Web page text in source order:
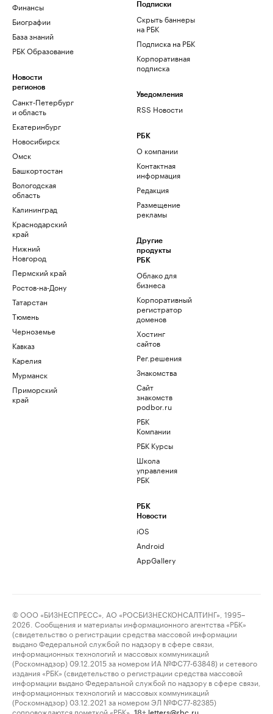
Финансы
Биографии
База знаний
РБК Образование
Новости
регионов
Санкт-Петербург
и область
Екатеринбург
Новосибирск
Омск
Башкортостан
Вологодская
область
Калининград
Краснодарский
край
Нижний
Новгород
Пермский край
Ростов-на-Дону
Татарстан
Тюмень
Черноземье
Кавказ
Карелия
Мурманск
Приморский
край
Подписки
Скрыть баннеры
на РБК
Подписка на РБК
Корпоративная
подписка
Уведомления
RSS Новости
РБК
О компании
Контактная
информация
Редакция
Размещение
рекламы
Другие
продукты
РБК
Облако для
бизнеса
Корпоративный
регистратор
доменов
Хостинг
сайтов
Рег.решения
Знакомства
Сайт
знакомств
podbor.ru
РБК
Компании
РБК Курсы
Школа
управления
РБК
РБК
Новости
iOS
Android
AppGallery
© ООО «БИЗНЕСПРЕСС», АО «РОСБИЗНЕСКОНСАЛТИНГ», 1995–
2026. Сообщения и материалы информационного агентства «РБК»
(свидетельство о регистрации средства массовой информации
выдано Федеральной службой по надзору в сфере связи,
информационных технологий и массовых коммуникаций
(Роскомнадзор) 09.12.2015 за номером ИА №ФС77-63848) и сетевого
издания «РБК» (свидетельство о регистрации средства массовой
информации выдано Федеральной службой по надзору в сфере связи,
информационных технологий и массовых коммуникаций
(Роскомнадзор) 03.12.2021 за номером ЭЛ №ФС77-82385)
сопровождаются пометкой «РБК».
letters@rbc.ru